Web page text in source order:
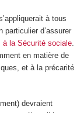
à tous
d’assurer
à la Sécurité sociale.
en matière de
et à la précarité
devraient